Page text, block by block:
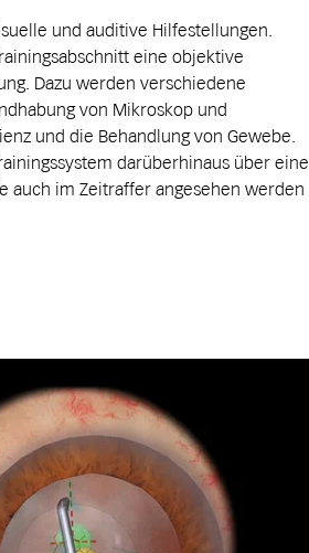
und auditive Hilfestellungen.
eine objektive
Dazu werden verschiedene
von Mikroskop und
und die Behandlung von Gewebe.
darüberhinaus über eine
auch im Zeitraffer angesehen werden